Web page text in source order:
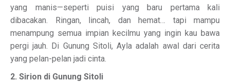
yang manis—seperti puisi yang baru pertama kali
dibacakan. Ringan, lincah, dan hemat… tapi mampu
menampung semua impian kecilmu yang ingin kau bawa
pergi jauh. Di Gunung Sitoli, Ayla adalah awal dari cerita
yang pelan-pelan jadi cinta.
2. Sirion di Gunung Sitoli